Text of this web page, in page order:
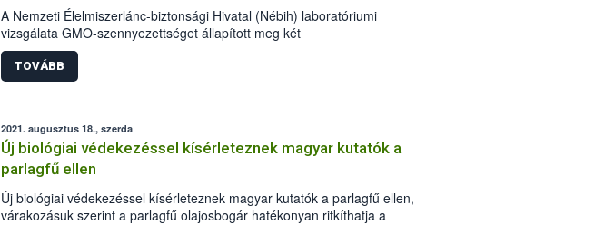
A Nemzeti Élelmiszerlánc-biztonsági Hivatal (Nébih) laboratóriumi
vizsgálata GMO-szennyezettséget állapított meg két
szójavetőmagtételből származó mintában. A pozitív eredmény alapján a
hatóság eljárást kezdeményezett a vetőmag előállítójával szemben,
valamint kötelezte a vetőmagot felhasználó termelőket az abból sarjadó
TOVÁBB
2021. augusztus 18., szerda
Új biológiai védekezéssel kísérleteznek magyar kutatók a
parlagfű ellen
Új biológiai védekezéssel kísérleteznek magyar kutatók a parlagfű ellen,
várakozásuk szerint a parlagfű olajosbogár hatékonyan ritkíthatja a